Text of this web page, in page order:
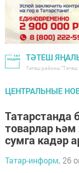
ТӘТЕШ
Тәтеш районы "Тәтеш
ЦЕНТРАЛЬНЫЕ
Татарстанда
товарлар
сумга кадәр
Татар-информ, 26